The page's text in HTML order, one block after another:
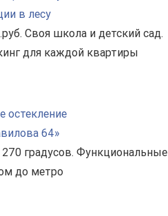
в лесу
Своя школа и детский сад.
для каждой квартиры
64»
градусов. Функциональные
до метро